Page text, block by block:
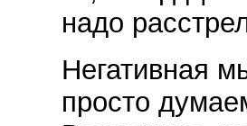
надо
Негативная
просто